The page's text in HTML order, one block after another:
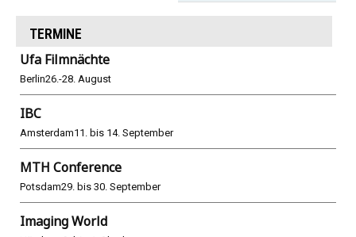
TERMINE
Ufa Filmnächte
Berlin26.-28. August
IBC
Amsterdam11. bis 14. September
MTH Conference
Potsdam29. bis 30. September
Imaging World